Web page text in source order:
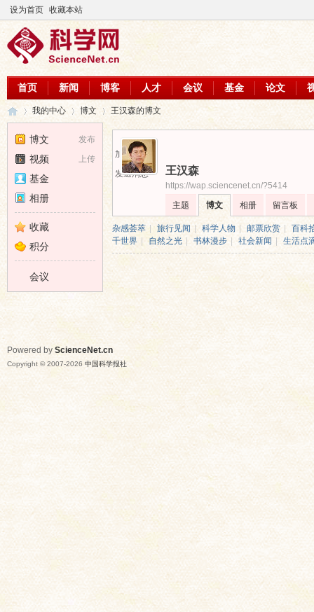
设为首页 收藏本站
首页 新闻 博客 人才 会议 基金 论文
›
我的中心 博文 王汉森的博文
加为好友
发送消息
王汉森
https://wap.sciencenet.cn/?5414
主题
博文 相册 留言板
杂感荟萃 旅行见闻 科学人物 邮票欣赏
百科
千世界
自然之光 书林漫步 社会新闻 生活点
发布
博文
上传
视频
基金
相册
收藏
积分
会议
Powered by ScienceNet.cn
Copyright © 2007-2026 中国科学报社